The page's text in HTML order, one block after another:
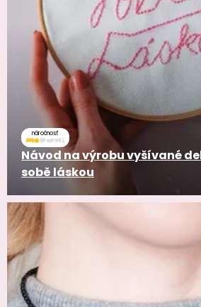
náročnosť
Návod na výrobu vyšívané
sobě láskou